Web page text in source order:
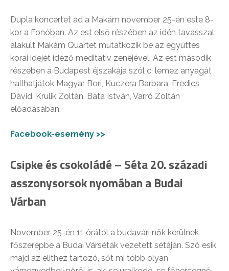
Dupla koncertet ad a Makám november 25-én este 8-
kor a Fonóban. Az est első részében az idén tavasszal
alakult Makám Quartet mutatkozik be az együttes
korai idejét idéző meditatív zenéjével. Az est második
részében a Budapest éjszakája szól c. lemez anyagát
hallhatjátok Magyar Bori, Kuczera Barbara, Eredics
Dávid, Krulik Zoltán, Bata István, Varró Zoltán
előadásában.
Facebook-esemény >>
Csipke és csokoládé – Séta 20. századi
asszonysorsok nyomában a Budai
Várban
November 25-én 11 órától a budavári nők kerülnek
főszerepbe a Budai Várséták vezetett sétáján. Szó esik
majd az elithez tartozó, sőt mi több olyan